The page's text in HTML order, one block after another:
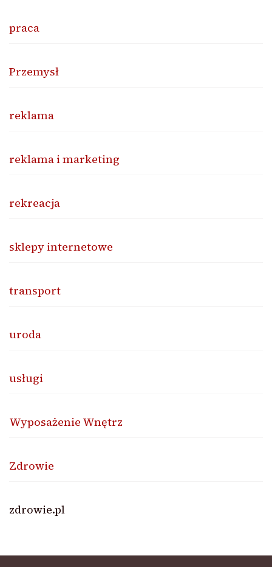
praca
Przemysł
reklama
reklama i marketing
rekreacja
sklepy internetowe
transport
uroda
usługi
Wyposażenie Wnętrz
Zdrowie
zdrowie.pl